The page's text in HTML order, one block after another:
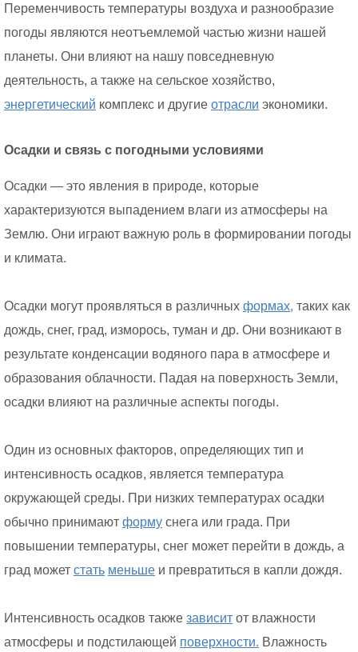
Переменчивость температуры воздуха и разнообразие
погоды являются неотъемлемой частью жизни нашей
планеты. Они влияют на нашу повседневную
деятельность, а также на сельское хозяйство,
энергетический комплекс и другие отрасли экономики.
Осадки и связь с погодными условиями
Осадки — это явления в природе, которые
характеризуются выпадением влаги из атмосферы на
Землю. Они играют важную роль в формировании погоды
и климата.
Осадки могут проявляться в различных формах, таких как
дождь, снег, град, изморось, туман и др. Они возникают в
результате конденсации водяного пара в атмосфере и
образования облачности. Падая на поверхность Земли,
осадки влияют на различные аспекты погоды.
Один из основных факторов, определяющих тип и
интенсивность осадков, является температура
окружающей среды. При низких температурах осадки
обычно принимают форму снега или града. При
повышении температуры, снег может перейти в дождь, а
град может стать меньше и превратиться в капли дождя.
Интенсивность осадков также зависит от влажности
атмосферы и подстилающей поверхности. Влажность